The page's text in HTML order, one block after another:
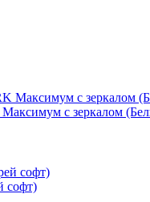
с зеркалом
софт)